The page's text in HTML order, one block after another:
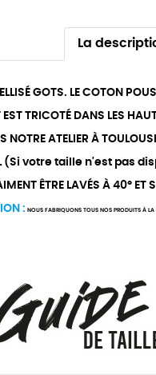
La
GOTS. LE COTON
TRICOTÉ DANS LES
NOTRE ATELIER À
(Si votre taille n'est pas
ÊTRE LAVÉS À 40° ET
: NOUS FABRIQUONS TOUS NOS PRODUITS À LA